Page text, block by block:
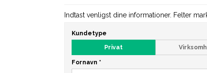
Indtast venligst dine informationer. Felter
Kundetype
Privat
Fornavn *